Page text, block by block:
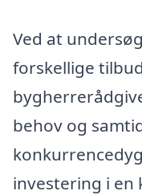
Ved at
forskellige
behov og
investering i en